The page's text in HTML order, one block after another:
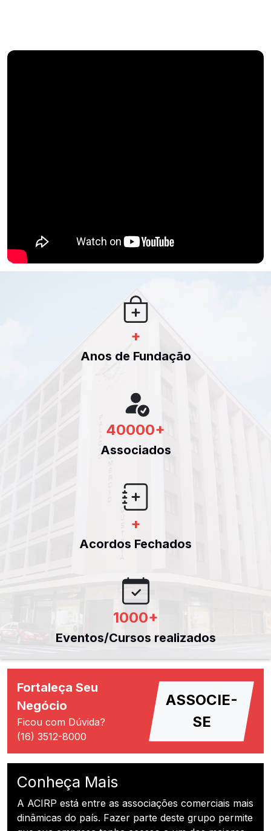
+
Anos de Fundação
40000+
Associados
+
Acordos Fechados
1000+
Eventos/Cursos realizados
Fortaleça Seu
Negócio
Ficou com Dúvida?
(16) 3512-8000
ASSOCIE-
SE
Conheça Mais
A ACIRP está entre as associações comerciais mais
dinâmicas do país. Fazer parte deste grupo permite